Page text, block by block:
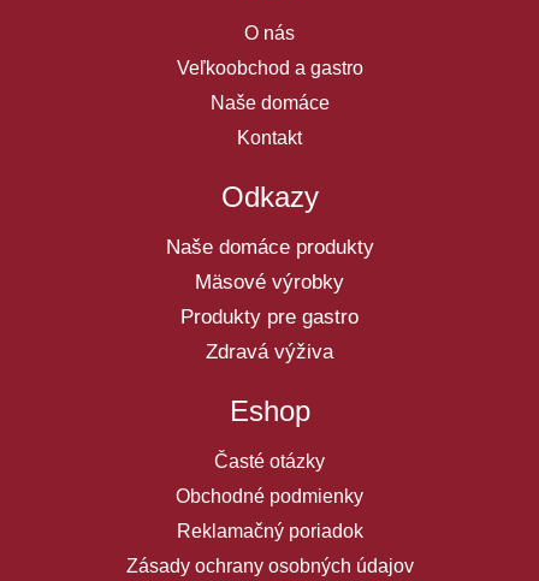
O nás
Veľkoobchod a gastro
Naše domáce
Kontakt
Odkazy
Naše domáce produkty
Mäsové výrobky
Produkty pre gastro
Zdravá výživa
Eshop
Časté otázky
Obchodné podmienky
Reklamačný poriadok
Zásady ochrany osobných údajov